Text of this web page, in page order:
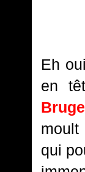
Eh
en
moult
qui